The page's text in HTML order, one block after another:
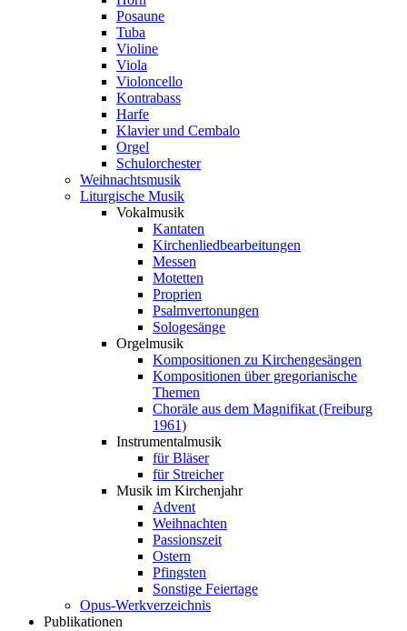
Posaune
Tuba
Violine
Viola
Violoncello
Kontrabass
Harfe
Klavier und Cembalo
Orgel
Schulorchester
Weihnachtsmusik
Liturgische Musik
Vokalmusik
Kantaten
Kirchenliedbearbeitungen
Messen
Motetten
Proprien
Psalmvertonungen
Sologesänge
Orgelmusik
Kompositionen zu Kirchengesängen
Kompositionen über gregorianische
Themen
Choräle aus dem Magnifikat (Freiburg
1961)
Instrumentalmusik
für Bläser
für Streicher
Musik im Kirchenjahr
Advent
Weihnachten
Passionszeit
Ostern
Pfingsten
Sonstige Feiertage
Opus-Werkverzeichnis
Publikationen